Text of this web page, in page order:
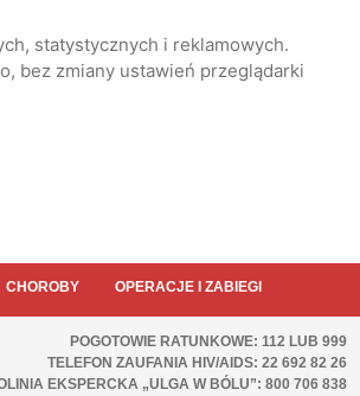
statystycznych i reklamowych.
bez zmiany ustawień przeglądarki
CHOROBY OPERACJE I ZABIEGI
POGOTOWIE RATUNKOWE: 112 LUB 999
TELEFON ZAUFANIA HIV/AIDS: 22 692 82 26
EKSPERCKA „ULGA W BÓLU”: 800 706 838